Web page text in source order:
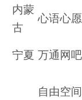
内蒙
古
心语心
宁夏 万通网吧
自由空